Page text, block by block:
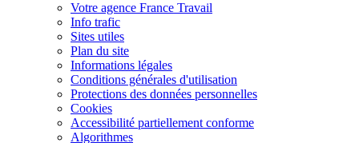
Votre agence France Travail
Info trafic
Sites utiles
Plan du site
Informations légales
Conditions générales d'utilisation
Protections des données personnelles
Cookies
Accessibilité partiellement conforme
Algorithmes